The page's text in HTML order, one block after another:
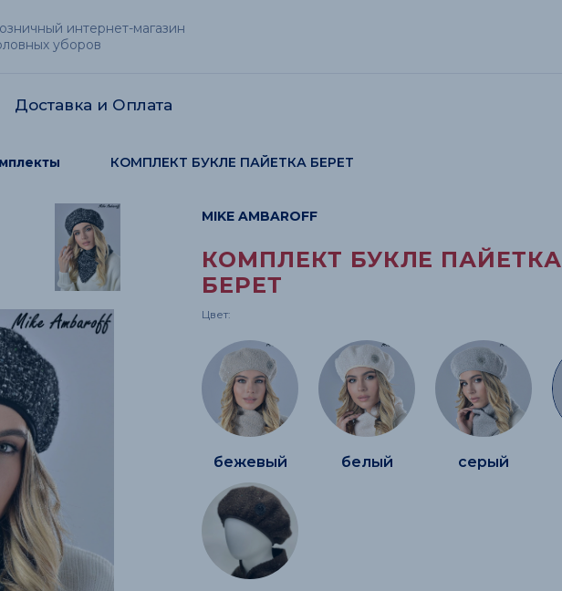
интернет-магазин
уборов
Доставка и Оплата
КОМПЛЕКТ БУКЛЕ ПАЙЕТКА БЕРЕТ
MIKE AMBAROFF
КОМПЛЕКТ БУКЛЕ ПАЙЕТКА
БЕРЕТ
Цвет:
бежевый белый серый